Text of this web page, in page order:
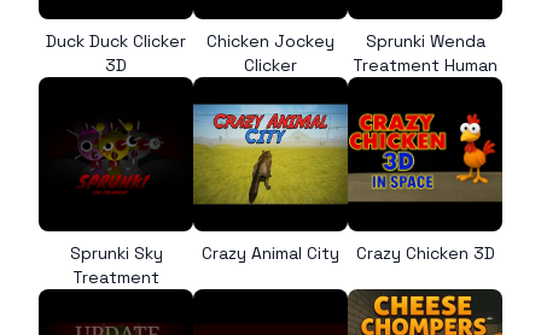
Duck Duck Clicker
3D
Chicken Jockey
Clicker
Sprunki Wenda
Treatment Human
Sprunki Sky
Treatment
Crazy Animal City Crazy Chicken 3D